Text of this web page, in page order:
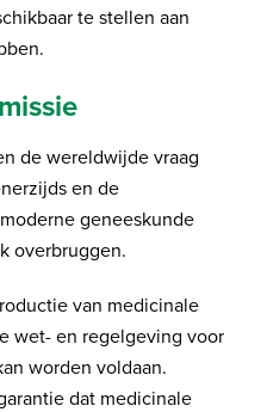
te stellen aan
de wereldwijde vraag
en de
geneeskunde
overbruggen.
van medicinale
wet- en regelgeving voor
worden voldaan.
dat medicinale